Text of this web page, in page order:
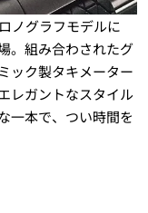
ノグラフモデルに
。組み合わされたグ
ック製タキメーター
レガントなスタイル
一本で、つい時間を